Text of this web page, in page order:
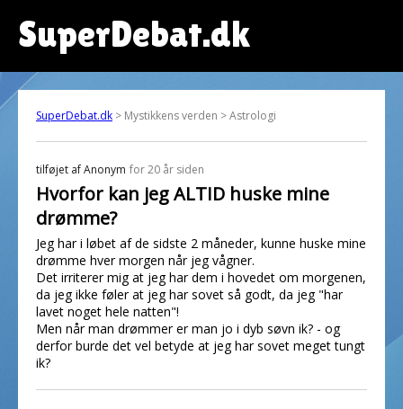
SuperDebat.dk
SuperDebat.dk > Mystikkens verden > Astrologi
tilføjet afAnonym for 20 år siden
Hvorfor kan jeg ALTID huske mine
drømme?
Jeg har i løbet af de sidste 2 måneder, kunne huske mine
drømme hver morgen når jeg vågner.
Det irriterer mig at jeg har dem i hovedet om morgenen,
da jeg ikke føler at jeg har sovet så godt, da jeg "har
lavet noget hele natten"!
Men når man drømmer er man jo i dyb søvn ik? - og
derfor burde det vel betyde at jeg har sovet meget tungt
ik?